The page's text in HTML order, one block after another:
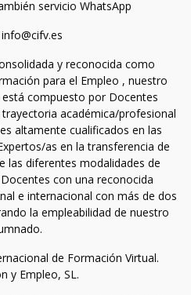
servicio WhatsApp
y reconocida como
para el Empleo , nuestro
compuesto por Docentes
académica/profesional
altamente cualificados en las
as en la transferencia de
las diferentes modalidades de
con una reconocida
e internacional con más de dos
la empleabilidad de nuestro
de Formación Virtual.
y Empleo, SL.